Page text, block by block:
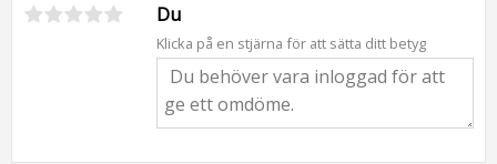
Du
Klicka på en stjärna för att sätta ditt betyg